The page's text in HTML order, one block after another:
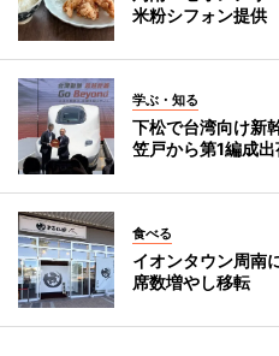
米粉シフォン提供
学ぶ・知る
下松で台湾向け
笠戸から第1編成出
食べる
イオンタウン周南
席数増やし移転